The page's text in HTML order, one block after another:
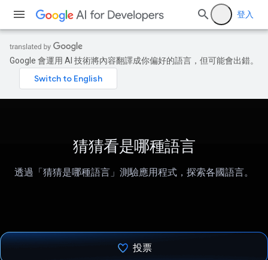
登入
Google 會運用 AI 技術將內容翻譯成你偏好的語言，但可能會出錯。
猜猜看是哪種語言
透過「猜猜是哪種語言」測驗應用程式，探索各國語言。
投票